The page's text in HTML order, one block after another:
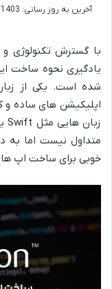
آخرین به روز رسانی: 22/09/1403
با گسترش تکنولوژی و
یادگیری نحوه ساخت
شده است. یکی از
اپلیکیشن های ساده و
متداول نیست اما به
خوبی برای ساخت اپ